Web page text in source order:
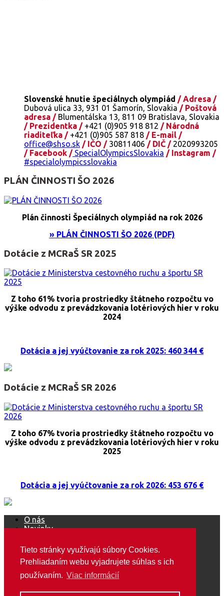
Tieto stránky využívajú súbory Cookies.
Prehliadaním webu vyjadrujete súhlas s ich
používaním. Viac informácií
Slovenské hnutie špeciálnych olympiád / Adresa /
Dubová ulica 33, 931 01 Šamorín, Slovakia / Poštová
adresa /Blumentálska 13, 811 09 Bratislava, Slovakia
/ Prezidentka /+421 (0)905 918 812 / Národná
riaditeľka /+421 (0)905 587 818 / E-mail /
office@shso.sk / IČO /30811406 / DIČ /2020993205
/ Facebook /SpecialOlympicsSlovakia / Instagram /
#specialolympicsslovakia
PLÁN ČINNOSTI ŠO 2026
Plán činnosti Špeciálnych olympiád na rok 2026
» PLÁN ČINNOSTI ŠO 2026 (PDF)
Dotácie z MCRaŠ SR 2025
Z toho 61% tvoria prostriedky štátneho rozpočtu vo
výške odvodu z prevádzkovania lotériových hier v roku
2024
Dotácia a jej vyúčtovanie za rok 2025: 460 344 €
Dotácie z MCRaŠ SR 2026
Z toho 67% tvoria prostriedky štátneho rozpočtu vo
výške odvodu z prevádzkovania lotériových hier v roku
2025
Dotácia a jej vyúčtovanie za rok 2026: 453 676 €
O nás
Novinky
Mediálne výstupy
Podujatia
Marketing / média
Ako pomôcť?
GDPR